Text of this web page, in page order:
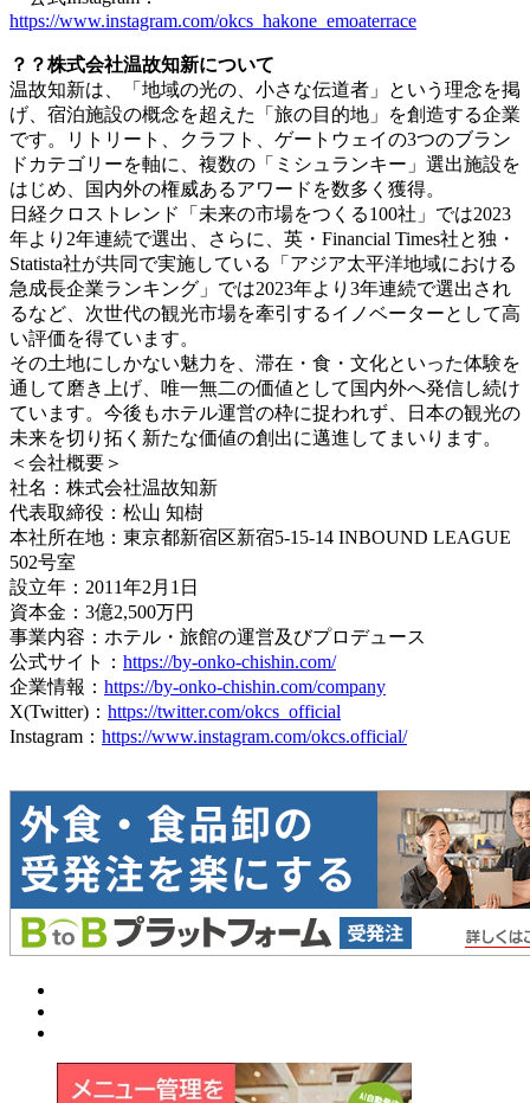
https://www.instagram.com/okcs_hakone_emoaterrace
？？株式会社温故知新について
温故知新は、「地域の光の、小さな伝道者」という理念を掲
げ、宿泊施設の概念を超えた「旅の目的地」を創造する企業
です。リトリート、クラフト、ゲートウェイの3つのブラン
ドカテゴリーを軸に、複数の「ミシュランキー」選出施設を
はじめ、国内外の権威あるアワードを数多く獲得。
日経クロストレンド「未来の市場をつくる100社」では2023
年より2年連続で選出、さらに、英・Financial Times社と独・
Statista社が共同で実施している「アジア太平洋地域における
急成長企業ランキング」では2023年より3年連続で選出され
るなど、次世代の観光市場を牽引するイノベーターとして高
い評価を得ています。
その土地にしかない魅力を、滞在・食・文化といった体験を
通して磨き上げ、唯一無二の価値として国内外へ発信し続け
ています。今後もホテル運営の枠に捉われず、日本の観光の
未来を切り拓く新たな価値の創出に邁進してまいります。
＜会社概要＞
社名：株式会社温故知新
代表取締役：松山 知樹
本社所在地：東京都新宿区新宿5-15-14 INBOUND LEAGUE
502号室
設立年：2011年2月1日
資本金：3億2,500万円
事業内容：ホテル・旅館の運営及びプロデュース
公式サイト： https://by-onko-chishin.com/
企業情報： https://by-onko-chishin.com/company
X(Twitter)： https://twitter.com/okcs_official
Instagram： https://www.instagram.com/okcs.official/